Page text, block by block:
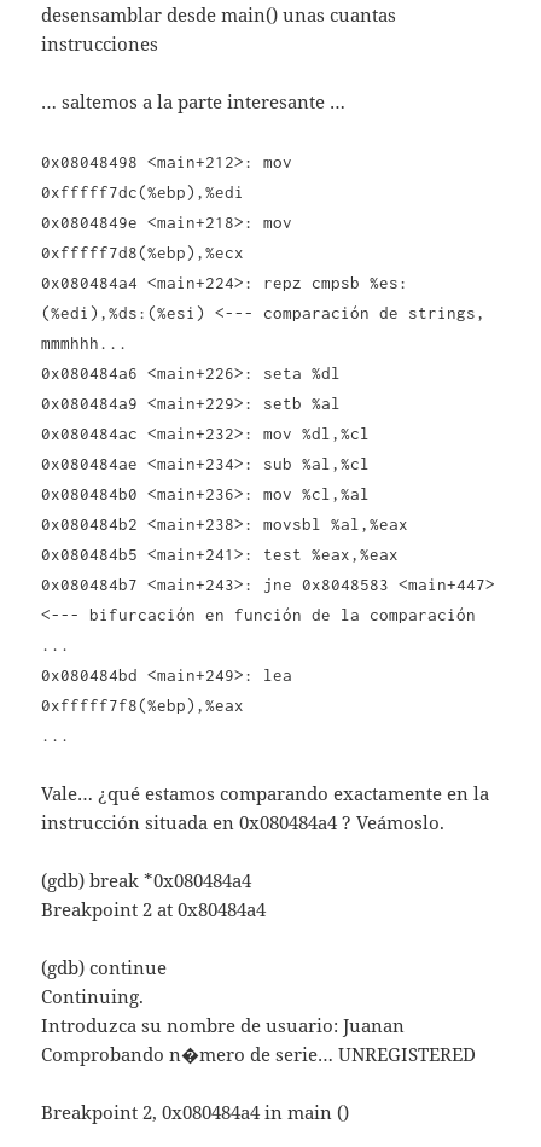
desensamblar desde main() unas cuantas
instrucciones
… saltemos a la parte interesante …
0x08048498 <main+212>: mov
0xfffff7dc(%ebp),%edi
0x0804849e <main+218>: mov
0xfffff7d8(%ebp),%ecx
0x080484a4 <main+224>: repz cmpsb %es:
(%edi),%ds:(%esi) <--- comparación de strings,
mmmhhh...
0x080484a6 <main+226>: seta %dl
0x080484a9 <main+229>: setb %al
0x080484ac <main+232>: mov %dl,%cl
0x080484ae <main+234>: sub %al,%cl
0x080484b0 <main+236>: mov %cl,%al
0x080484b2 <main+238>: movsbl %al,%eax
0x080484b5 <main+241>: test %eax,%eax
0x080484b7 <main+243>: jne 0x8048583 <main+447>
<--- bifurcación en función de la comparación
...
0x080484bd <main+249>: lea
0xfffff7f8(%ebp),%eax
...
Vale… ¿qué estamos comparando exactamente en la
instrucción situada en 0x080484a4 ? Veámoslo.
(gdb) break *0x080484a4
Breakpoint 2 at 0x80484a4
(gdb) continue
Continuing.
Introduzca su nombre de usuario: Juanan
Comprobando n�mero de serie… UNREGISTERED
Breakpoint 2, 0x080484a4 in main ()